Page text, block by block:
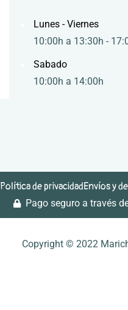
Lunes - Viernes
10:00h a 13:30h -
Sabado
10:00h a 14:00h
Política de privacidadEnvíos y
Pago seguro a través
Copyright © 2022